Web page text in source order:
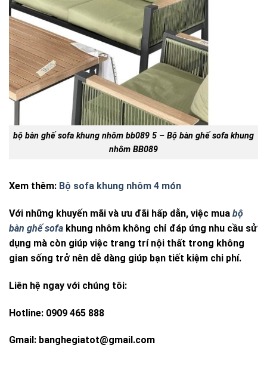
bộ bàn ghế sofa khung nhôm bb089 5 – Bộ bàn ghế sofa khung
nhôm BB089
Xem thêm: Bộ sofa khung nhôm 4 món
Với những khuyến mãi và ưu đãi hấp dẫn, việc mua bộ
bàn ghế sofa khung nhôm không chỉ đáp ứng nhu cầu sử
dụng mà còn giúp việc trang trí nội thất trong không
gian sống trở nên dễ dàng giúp bạn tiết kiệm chi phí.
Liên hệ ngay với chúng tôi:
Hotline: 0909 465 888
Gmail: banghegiatot@gmail.com